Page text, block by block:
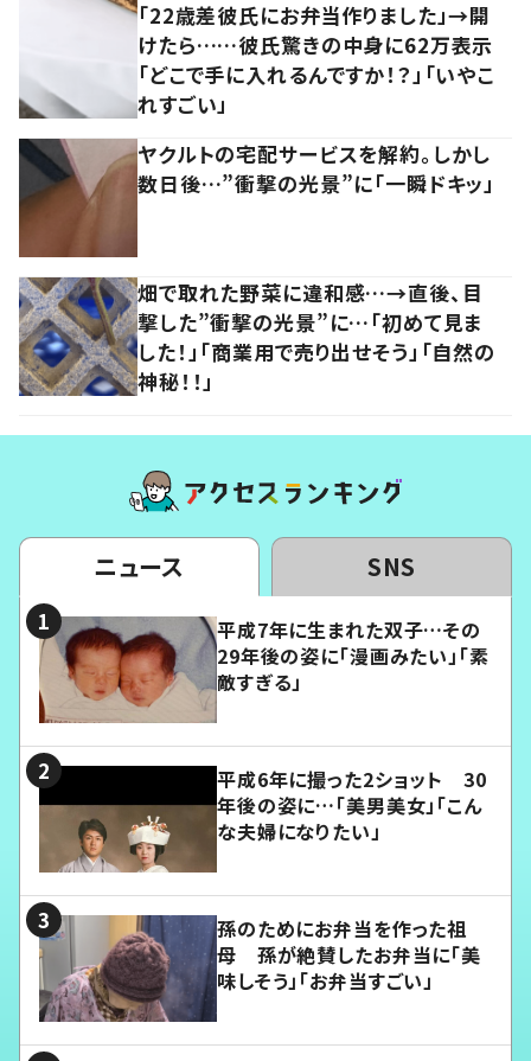
「22歳差彼氏にお弁当作りました」→開
けたら……彼氏驚きの中身に62万表示
「どこで手に入れるんですか！？」「いやこ
れすごい」
ヤクルトの宅配サービスを解約。しかし
数日後…”衝撃の光景”に「一瞬ドキッ」
畑で取れた野菜に違和感…→直後、目
撃した”衝撃の光景”に…「初めて見ま
した！」「商業用で売り出せそう」「自然の
神秘！！」
ニュース SNS
平成7年に生まれた双子…その
29年後の姿に「漫画みたい」「素
敵すぎる」
平成6年に撮った2ショット 30
年後の姿に…「美男美女」「こん
な夫婦になりたい」
孫のためにお弁当を作った祖
母 孫が絶賛したお弁当に「美
味しそう」「お弁当すごい」